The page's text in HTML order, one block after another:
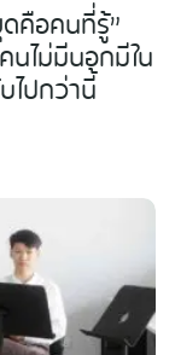
คือคนที่รู้”
ไม่มีนอกมีใน
ไปกว่านี้